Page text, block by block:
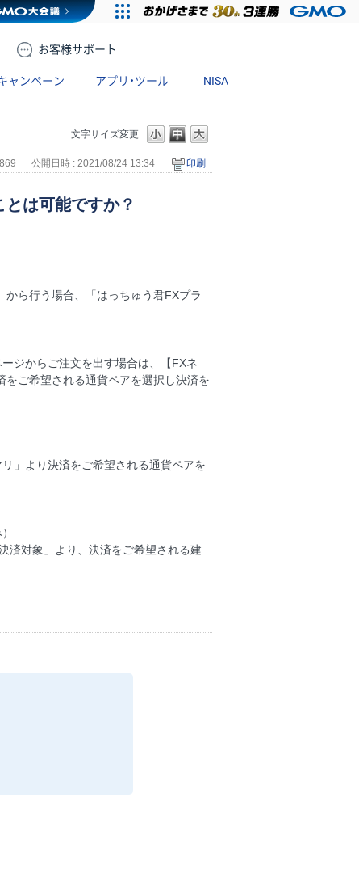
お客様サポート
ャンペーン アプリ・ツール NISA
文字サイズ変更
公開日時 : 2021/08/24 13:34 印刷
は可能ですか？
ら行う場合、「はっちゅう君FXプラ
ジからご注文を出す場合は、【FXネ
ご希望される通貨ペアを選択し決済を
」より決済をご希望される通貨ペアを
済対象」より、決済をご希望される建